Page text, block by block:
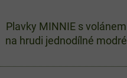
Plavky MINNIE s volánem
na hrudi jednodílné modré